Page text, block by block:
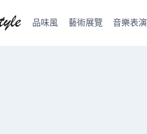
品味風 藝術展覽 音樂表演